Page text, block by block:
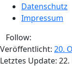
Datenschutz
Impressum
Follow:
Veröffentlicht: 20.
Letztes Update: 22.